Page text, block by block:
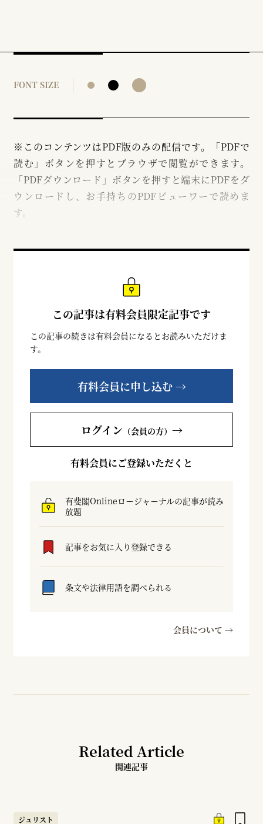
FONT SIZE
※このコンテンツはPDF版のみの配信です。「PDFで
読む」ボタンを押すとブラウザで閲覧ができます。
「PDFダウンロード」ボタンを押すと端末にPDFをダ
ウンロードし、お手持ちのPDFビューワーで読めま
す。
この記事は有料会員限定記事です
この記事の続きは有料会員になるとお読みいただけま
す。
有料会員に申し込む →
ログイン （会員の方） →
有料会員にご登録いただくと
有斐閣Onlineロージャーナルの記事が読み
放題
記事をお気に入り登録できる
条文や法律用語を調べられる
会員について →
Related Article
関連記事
ジュリスト